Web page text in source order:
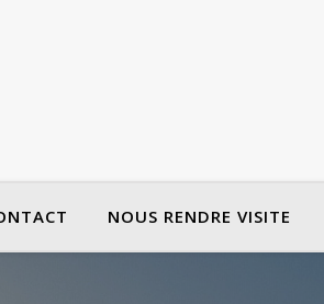
NOUS RENDRE VISITE